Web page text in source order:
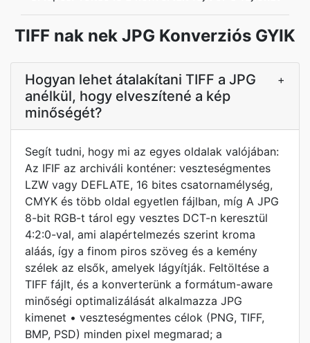
TIFF nak nek JPG Konverziós GYIK
Hogyan lehet átalakítani TIFF a JPG
anélkül, hogy elveszítené a kép
minőségét?
+
Segít tudni, hogy mi az egyes oldalak valójában:
Az IFIF az archiváli konténer: veszteségmentes
LZW vagy DEFLATE, 16 bites csatornamélység,
CMYK és több oldal egyetlen fájlban, míg A JPG
8-bit RGB-t tárol egy vesztes DCT-n keresztül
4:2:0-val, ami alapértelmezés szerint kroma
aláás, így a finom piros szöveg és a kemény
szélek az elsők, amelyek lágyítják. Feltöltése a
TIFF fájlt, és a konverterünk a formátum-aware
minőségi optimalizálását alkalmazza JPG
kimenet • veszteségmentes célok (PNG, TIFF,
BMP, PSD) minden pixel megmarad; a